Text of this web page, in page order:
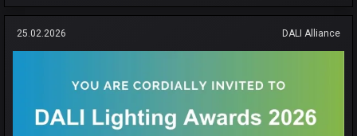
25.02.2026 DALI Alliance